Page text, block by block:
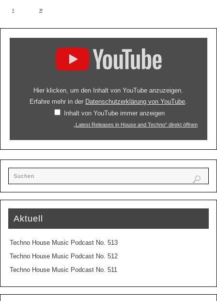
› »
Hier klicken, um den Inhalt von YouTube anzuzeigen.
Erfahre mehr in der Datenschutzerklärung von YouTube
Inhalt von YouTube immer anzeigen
„Latest Releases in House and Techno“ direkt öffnen
Aktuell
Techno House Music Podcast No. 513
Techno House Music Podcast No. 512
Techno House Music Podcast No. 511